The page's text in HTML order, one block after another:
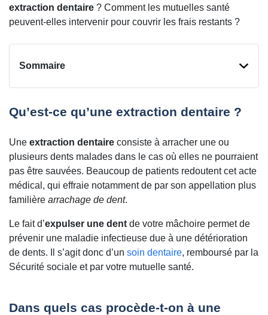
extraction dentaire ? Comment les mutuelles santé
peuvent-elles intervenir pour couvrir les frais restants ?
Sommaire
Qu’est-ce qu’une extraction dentaire ?
Une extraction dentaire consiste à arracher une ou
plusieurs dents malades dans le cas où elles ne pourraient
pas être sauvées. Beaucoup de patients redoutent cet acte
médical, qui effraie notamment de par son appellation plus
familière arrachage de dent.
Le fait d’expulser une dent de votre mâchoire permet de
prévenir une maladie infectieuse due à une détérioration
de dents. Il s’agit donc d’un soin dentaire, remboursé par la
Sécurité sociale et par votre mutuelle santé.
Dans quels cas procède-t-on à une